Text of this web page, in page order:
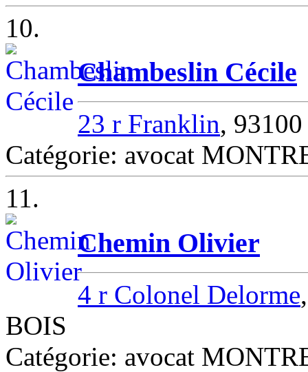
10.
Chambeslin Cécile
23 r Franklin,
Catégorie: avocat
11.
Chemin Olivier
4 r Colonel Delorme
BOIS
Catégorie: avocat